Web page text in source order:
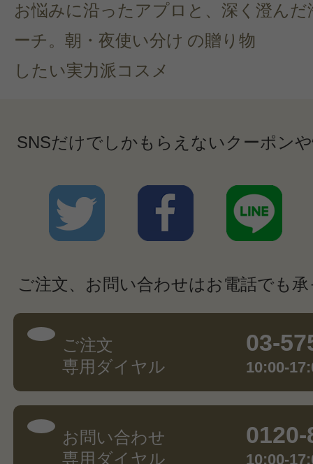
お悩みに沿ったアプロ
ーチ。朝・夜使い分け
したい実力派コスメ
と、深く澄んだ
の贈り物
SNSだけでしかもらえないクーポン
ご注文、お問い合わせはお電話でも
ご注文
専用ダイヤル
03-
10:00-
お問い合わせ
専用ダイヤル
10:00-